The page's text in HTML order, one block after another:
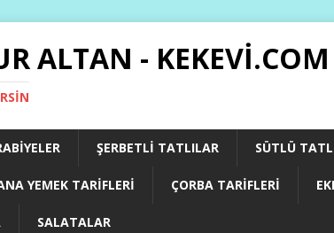
ALTAN - KEKEVI.COM
ŞERBETLI TATLILAR SÜTLÜ
YEMEK TARIFLERI ÇORBA TARIFLERI
SALATALAR